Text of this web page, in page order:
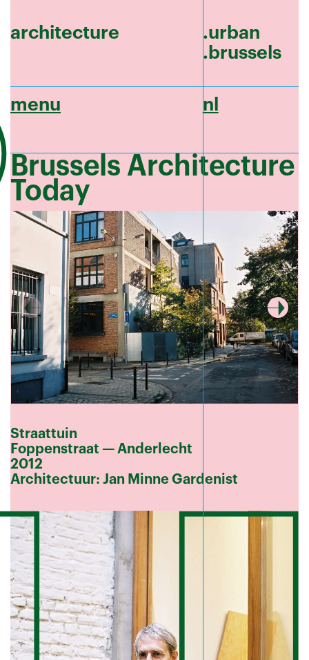
architecture
.urban
.brussels
menu nl
Brussels Architecture
Today
Straattuin
Foppenstraat — Anderlecht
2012
Architectuur: Jan Minne Gardenist